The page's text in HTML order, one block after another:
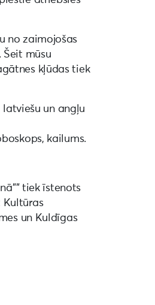
no zaimojošas
mūsu
kļūdas tiek
un angļu
kailums.
tiek īstenots
Kultūras
un Kuldīgas